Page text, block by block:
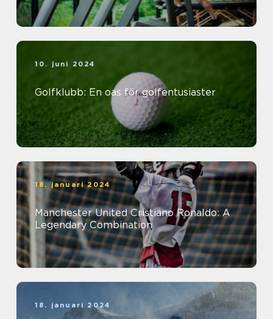
10. juni 2024
Golfklubb: En oas för golfentusiaster
18. januari 2024
Manchester United Cristiano Ronaldo: A
Legendary Combination
18. januari 2024